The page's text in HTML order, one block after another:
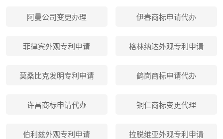
阿曼公司变更办理 伊春商标申请代办
菲律宾外观专利申请 格林纳达外观专利申请
莫桑比克发明专利申请 鹤岗商标申请代办
许昌商标申请代办 铜仁商标变更代理
伯利兹外观专利申请 拉脱维亚外观专利申请